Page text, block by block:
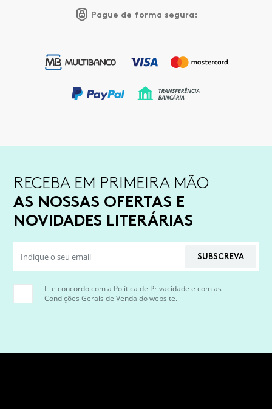
Pague de forma segura:
RECEBA EM PRIMEIRA MÃO
AS NOSSAS OFERTAS E
NOVIDADES LITERÁRIAS
SUBSCREVA
Li e concordo com a Política de Privacidade e com as
Condições Gerais de Venda do website.